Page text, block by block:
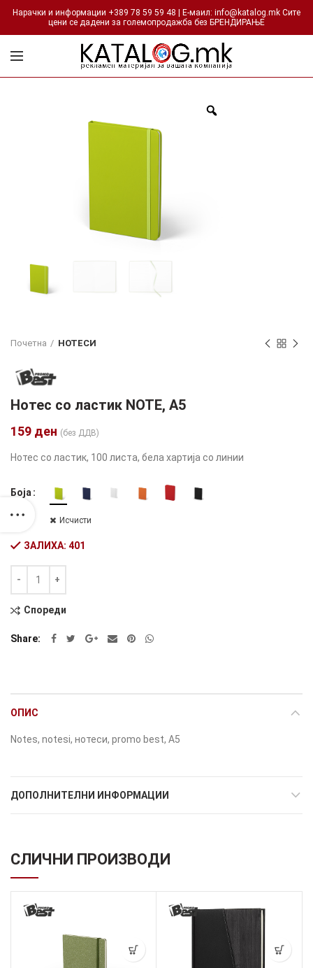
Нарачки и информации +389 78 59 59 48 | Е-маил: info@katalog.mk Сите
цени се дадени за големопродажба без БРЕНДИРАЊЕ
Почетна НОТЕСИ
Нотес со ластик NOTE, А5
159 ден (без ДДВ)
Нотес со ластик, 100 листа, бела хартија со линии
Боја
Исчисти
ЗАЛИХА: 401
Alternative:
Спореди
Share
ОПИС
Notes, notesi, нотеси, promo best, A5
ДОПОЛНИТЕЛНИ ИНФОРМАЦИИ
СЛИЧНИ ПРОИЗВОДИ